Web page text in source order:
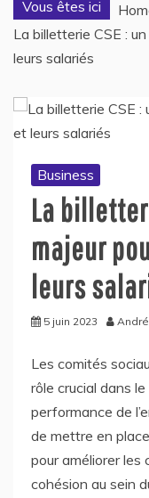
Vous êtes ici
La billetterie CSE :
leurs salariés
Business
La
majeur
leurs
5 juin 2023
Les comités
rôle crucial dans
performance de
de mettre en
pour améliorer les
cohésion au sein